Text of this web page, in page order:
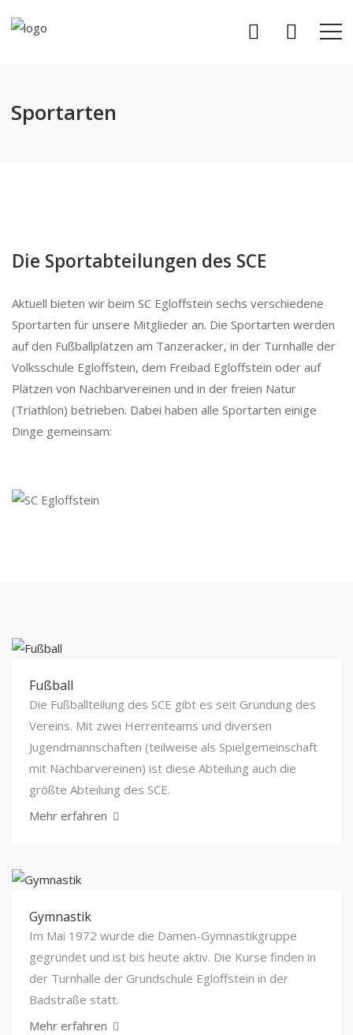
Sportarten
Die Sportabteilungen des SCE
Aktuell bieten wir beim SC Egloffstein sechs verschiedene
Sportarten für unsere Mitglieder an. Die Sportarten werden
auf den Fußballplätzen am Tanzeracker, in der Turnhalle der
Volksschule Egloffstein, dem Freibad Egloffstein oder auf
Plätzen von Nachbarvereinen und in der freien Natur
(Triathlon) betrieben. Dabei haben alle Sportarten einige
Dinge gemeinsam:
Fußball
Die Fußballteilung des SCE gibt es seit Gründung des
Vereins. Mit zwei Herrenteams und diversen
Jugendmannschaften (teilweise als Spielgemeinschaft
mit Nachbarvereinen) ist diese Abteilung auch die
größte Abteilung des SCE.
Mehr erfahren
Gymnastik
Im Mai 1972 wurde die Damen-Gymnastikgruppe
gegründet und ist bis heute aktiv. Die Kurse finden in
der Turnhalle der Grundschule Egloffstein in der
Badstraße statt.
Mehr erfahren